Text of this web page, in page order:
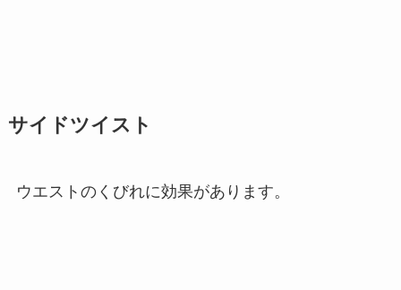
サイドツイスト
ウエストのくびれに効果があります。